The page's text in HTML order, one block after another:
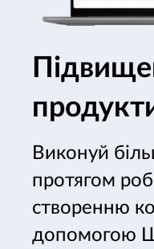
Виконуй
протягом
створенню
допомогою